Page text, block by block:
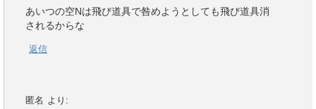
あいつの空Nは飛び道具で咎めようとしても飛び道具消
されるからな
返信
匿名 より: